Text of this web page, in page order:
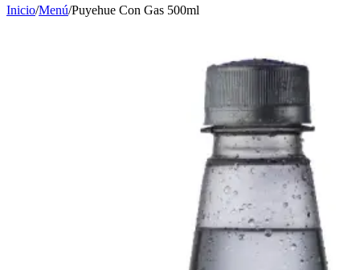
Inicio/Menú/Puyehue Con Gas 500ml